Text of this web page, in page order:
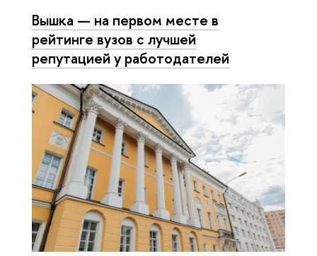
Вышка — на первом месте в
рейтинге вузов с лучшей
репутацией у работодателей